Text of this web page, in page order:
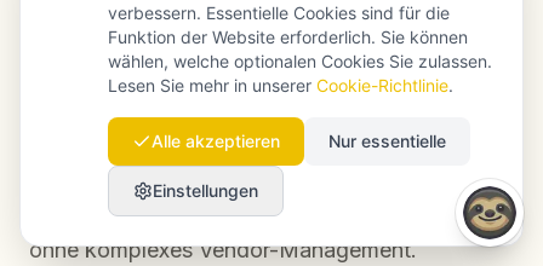
Resource-Linkbuilding
gezielte Backlinks
Für einen unkomplizierten Start bietet
Launchmind einen
automated backlink
service, der konsistenten Aufbau ermöglicht,
ohne komplexes Vendor-Management.
verbessern. Essentielle Cookies sind für die
Funktion der Website erforderlich. Sie können
wählen, welche optionalen Cookies Sie zulassen.
Lesen Sie mehr in unserer Cookie-Richtlinie.
Alle akzeptieren Nur essentielle
Einstellungen